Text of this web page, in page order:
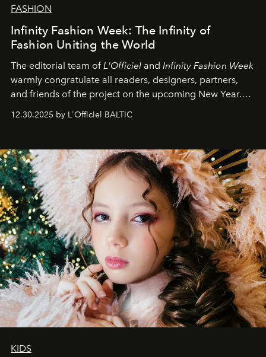
FASHION
Infinity Fashion Week: The Infinity of
Fashion Uniting the World
The editorial team ofL'Officiel and Infinity Fashion Week
warmly congratulate all readers, designers, partners,
and friends of the project on the upcoming New Year.
May 2026 bring growth, inspiration, bold ideas, and new
achievements.
12.30.2025 by L'Officiel BALTIC
KIDS